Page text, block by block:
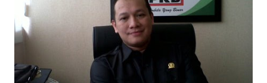
"Kasihan dia sudah tidak punya ayah, ibunya saudara saya,
kerja sebagai pembantu rumah tangga. Tolong dibantu mas,
agar uang bisa kembali,"ungkapnya. Perihal adanya
penarikan uang iuran untuk pembangunan gedung sekolah,
dibenarkan oleh Atika Fadhilah siswa kelas XI saat